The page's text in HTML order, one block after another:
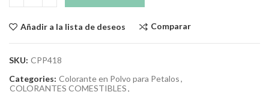
Añadir a la lista de deseos Comparar
SKU: CPP418
Categories: Colorante en Polvo para Petalos,
COLORANTES COMESTIBLES,